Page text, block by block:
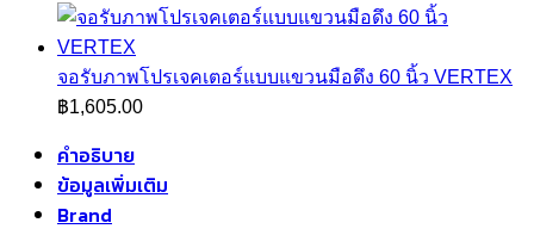
price
฿820.00.฿700.00.
จอรับภาพโปรเจคเตอร์แบบแขวนมือดึง 60 นิ้ว VERTEX
฿1,605.00
คำอธิบาย
ข้อมูลเพิ่มเติม
Brand